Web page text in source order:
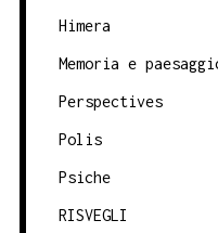
Himera
Memoria e
Perspectives
Polis
Psiche
RISVEGLI